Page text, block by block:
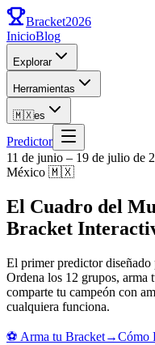
Bracket2026
InicioBlog
Explorar
Herramientas
🇲🇽es
Predictor
11 de junio – 19 de julio
México 🇲🇽
El Cuadro del
Bracket
El primer predictor
Ordena los 12 grupos, arma
comparte tu campeón con
cualquiera funciona.
⚽ Arma tu Bracket→Cómo